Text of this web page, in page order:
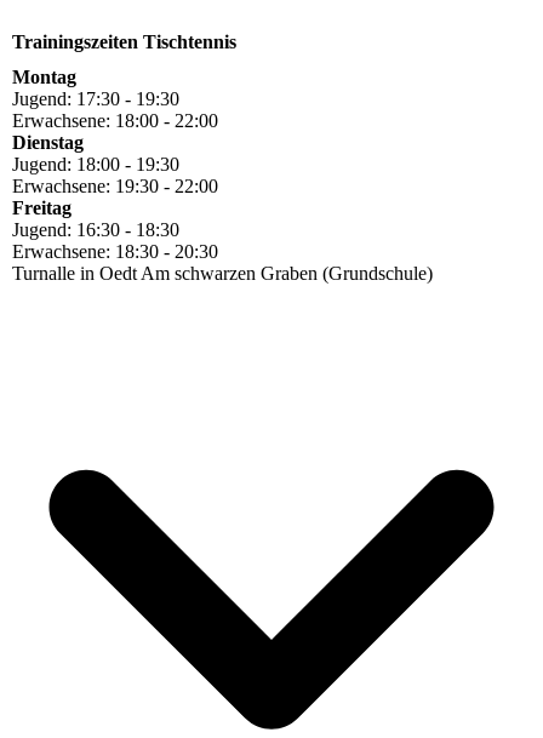
Trainingszeiten Tischtennis
Montag
Jugend: 17:30 - 19:30
Erwachsene: 18:00 - 22:00
Dienstag
Jugend: 18:00 - 19:30
Erwachsene: 19:30 - 22:00
Freitag
Jugend: 16:30 - 18:30
Erwachsene: 18:30 - 20:30
Turnalle in Oedt Am schwarzen Graben (Grundschule)